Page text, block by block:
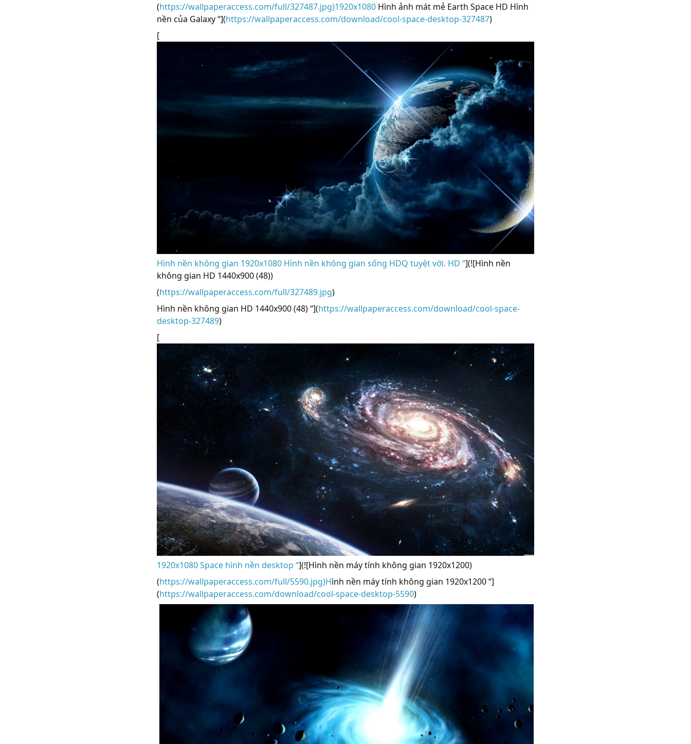
(https://wallpaperaccess.com/full/327487.jpg)1920x1080Hình ảnh mát mẻ Earth Space HD Hình
nền của Galaxy “](https://wallpaperaccess.com/download/cool-space-desktop-327487)
[
Hình nền không gian 1920x1080 Hình nền không gian sống HDQ tuyệt vời. HD “](![Hình nền
không gian HD 1440x900 (48))
(https://wallpaperaccess.com/full/327489.jpg)
Hình nền không gian HD 1440x900 (48) “](https://wallpaperaccess.com/download/cool-space-
desktop-327489)
[
1920x1080 Space hình nền desktop “](![Hình nền máy tính không gian 1920x1200)
(https://wallpaperaccess.com/full/5590.jpg)Hình nền máy tính không gian 1920x1200 “]
(https://wallpaperaccess.com/download/cool-space-desktop-5590)